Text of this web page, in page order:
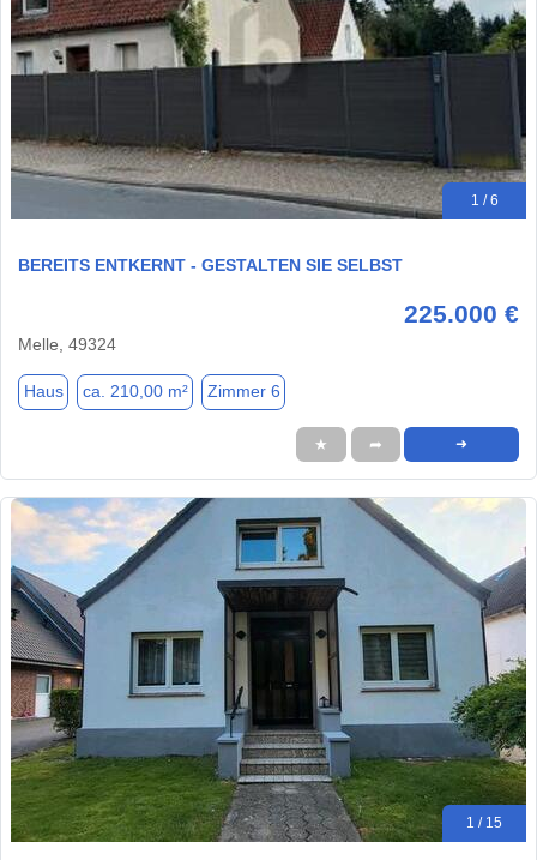
1 / 6
BEREITS ENTKERNT - GESTALTEN SIE SELBST
225.000 €
Melle, 49324
Haus ca. 210,00 m² Zimmer 6
★ ➦ ➜
1 / 15